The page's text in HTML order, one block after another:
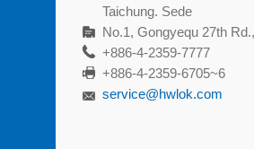
Taichung. Sede
No.1, Gongyequ 27th
+886-4-2359-7777
+886-4-2359-6705~6
service@hwlok.com